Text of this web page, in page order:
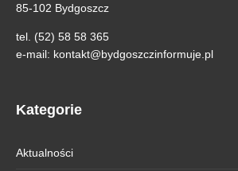
85-102 Bydgoszcz
tel. (52) 58 58 365
e-mail: kontakt@bydgoszczinformuje.pl
Kategorie
Aktualności